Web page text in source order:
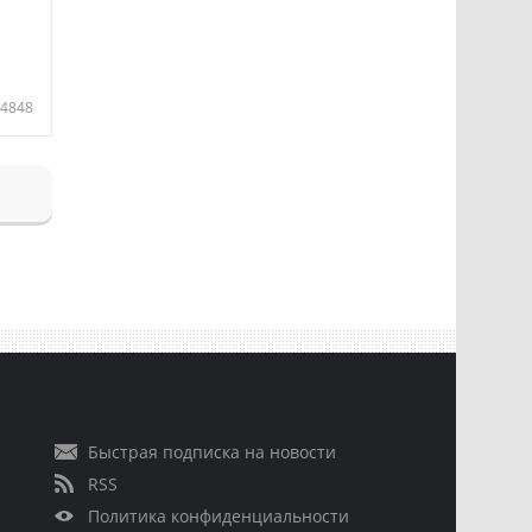
4848
Быстрая подписка на новости
RSS
Политика конфиденциальности